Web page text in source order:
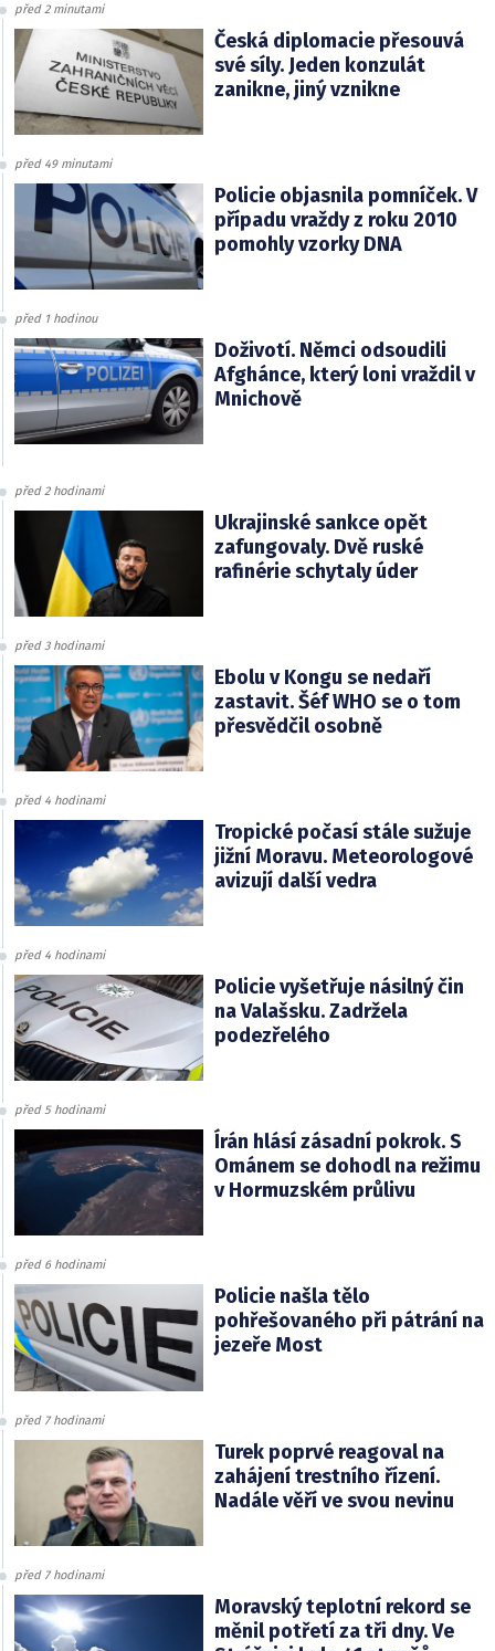
před 2 minutami
Česká diplomacie přesouvá
své síly. Jeden konzulát
zanikne, jiný vznikne
před 49 minutami
Policie objasnila pomníček. V
případu vraždy z roku 2010
pomohly vzorky DNA
před 1 hodinou
Doživotí. Němci odsoudili
Afghánce, který loni vraždil v
Mnichově
před 2 hodinami
Ukrajinské sankce opět
zafungovaly. Dvě ruské
rafinérie schytaly úder
před 3 hodinami
Ebolu v Kongu se nedaří
zastavit. Šéf WHO se o tom
přesvědčil osobně
před 4 hodinami
Tropické počasí stále sužuje
jižní Moravu. Meteorologové
avizují další vedra
před 4 hodinami
Policie vyšetřuje násilný čin
na Valašsku. Zadržela
podezřelého
před 5 hodinami
Írán hlásí zásadní pokrok. S
Ománem se dohodl na režimu
v Hormuzském průlivu
před 6 hodinami
Policie našla tělo
pohřešovaného při pátrání na
jezeře Most
před 7 hodinami
Turek poprvé reagoval na
zahájení trestního řízení.
Nadále věří ve svou nevinu
před 7 hodinami
Moravský teplotní rekord se
měnil potřetí za tři dny. Ve